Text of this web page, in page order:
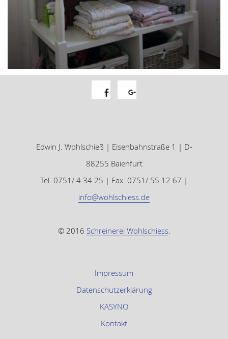
Edwin J. Wohlschieß | Eisenbahnstraße 1 | D-
88255 Baienfurt
Tel. 0751/ 4 34 25 | Fax. 0751/ 55 12 67 |
info@wohlschiess.de
© 2016 Schreinerei Wohlschiess.
Impressum
Datenschutzerklärung
KASYNO
Kontakt